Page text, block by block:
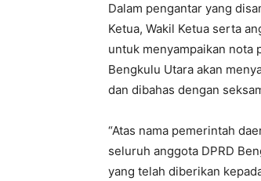
Dalam pengantar yang
Ketua, Wakil Ketua serta
untuk menyampaikan nota
Bengkulu Utara akan
dan dibahas dengan
“Atas nama pemerintah
seluruh anggota DPRD
yang telah diberikan